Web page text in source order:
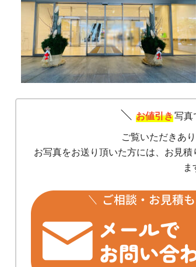
お値引き写真
ご覧いただきあ
お写真をお送り頂いた方には、お見
ま